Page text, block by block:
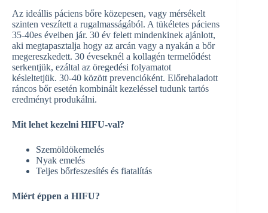
Az ideállis páciens bőre közepesen, vagy mérsékelt
szinten veszített a rugalmasságából. A tükéletes páciens
35-40es éveiben jár. 30 év felett mindenkinek ajánlott,
aki megtapasztalja hogy az arcán vagy a nyakán a bőr
megereszkedett. 30 éveseknél a kollagén termelődést
serkentjük, ezáltal az öregedési folyamatot
késleltetjük. 30-40 között prevencióként. Előrehaladott
ráncos bőr esetén kombinált kezeléssel tudunk tartós
eredményt produkálni.
Mit lehet kezelni HIFU-val?
Szemöldökemelés
Nyak emelés
Teljes bőrfeszesítés és fiatalítás
Miért éppen a HIFU?